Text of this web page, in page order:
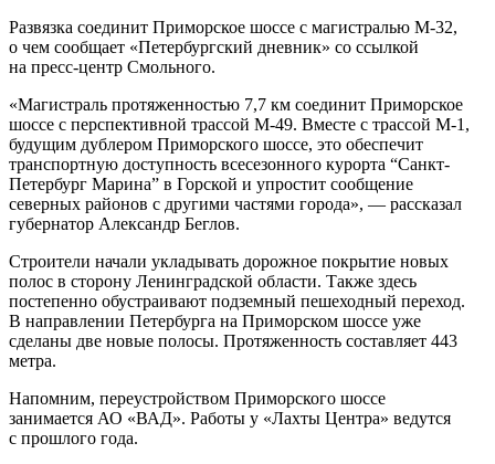
Развязка соединит Приморское шоссе с магистралью М-32,
о чем сообщает «Петербургский дневник» со ссылкой
на пресс-центр Смольного.
«Магистраль протяженностью 7,7 км соединит Приморское
шоссе с перспективной трассой М-49. Вместе с трассой М-1,
будущим дублером Приморского шоссе, это обеспечит
транспортную доступность всесезонного курорта “Санкт-
Петербург Марина” в Горской и упростит сообщение
северных районов с другими частями города», — рассказал
губернатор Александр Беглов.
Строители начали укладывать дорожное покрытие новых
полос в сторону Ленинградской области. Также здесь
постепенно обустраивают подземный пешеходный переход.
В направлении Петербурга на Приморском шоссе уже
сделаны две новые полосы. Протяженность составляет 443
метра.
Напомним, переустройством Приморского шоссе
занимается АО «ВАД». Работы у «Лахты Центра» ведутся
с прошлого года.